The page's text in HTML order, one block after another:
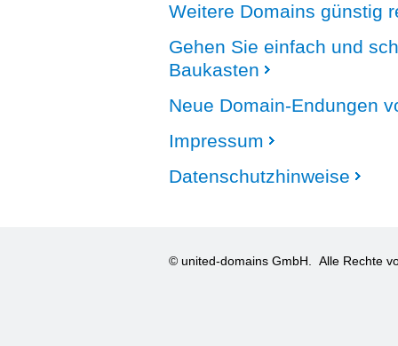
Weitere Domains günstig
Gehen Sie einfach und
Baukasten
Neue Domain-Endungen
Impressum
Datenschutzhinweise
© united-domains GmbH. Alle Rechte